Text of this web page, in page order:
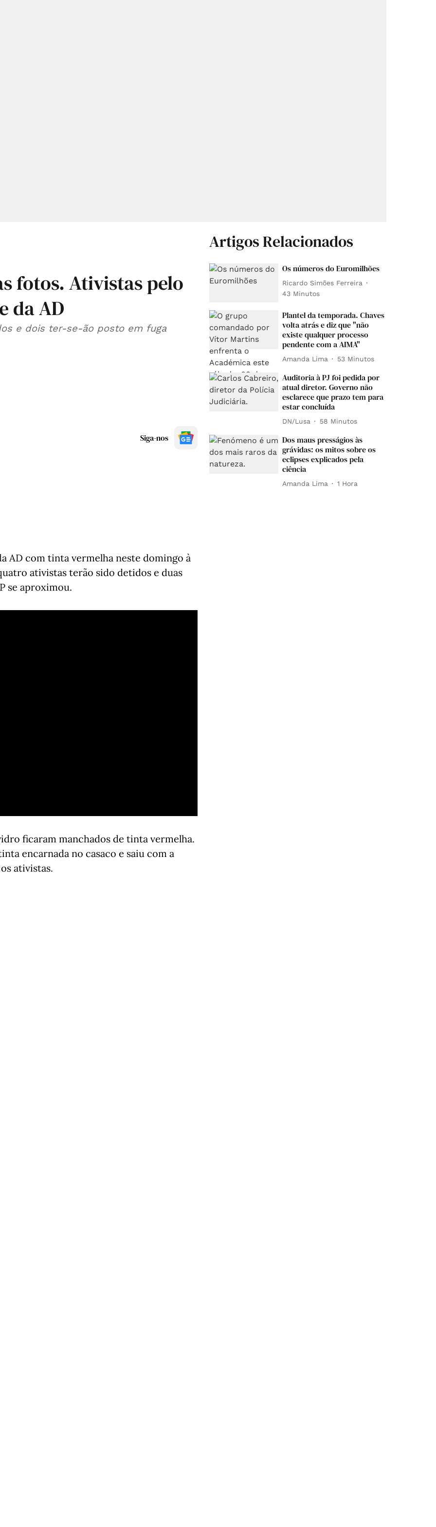
fotos. Ativistas pelo
da AD
e dois ter-se-ão posto em fuga
Siga-nos
AD com tinta vermelha neste domingo à
ativistas terão sido detidos e duas
se aproximou.
ficaram manchados de tinta vermelha.
encarnada no casaco e saiu com a
ativistas.
Artigos Relacionados
Os números do Euromilhões
Ricardo Simões Ferreira
43 Minutos
Plantel da temporada. Chaves
volta atrás e diz que "não
existe qualquer processo
pendente com a AIMA"
Amanda Lima 53 Minutos
Auditoria à PJ foi pedida por
atual diretor. Governo não
esclarece que prazo tem para
estar concluída
DN/Lusa 58 Minutos
Dos maus presságios às
grávidas: os mitos sobre os
eclipses explicados pela
ciência
Amanda Lima 1 Hora